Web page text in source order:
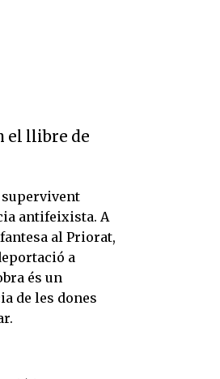
el llibre de
supervivent
antifeixista. A
al Priorat,
a
és un
de les dones